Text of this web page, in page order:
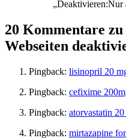
„Deaktivieren:Nur
20 Kommentare
Webseiten
Pingback: lisinopril 20
Pingback: cefixime
Pingback: atorvastatin
Pingback: mirtazapine